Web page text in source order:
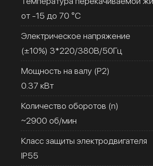
от -15 до 70 °C
Электрическое напряжение
(±10%) 3*220/380В/50Гц
Мощность на валу (Р2)
0.37 кВт
Количество оборотов (n)
~2900 об/мин
Класс защиты электродвигателя
IP55